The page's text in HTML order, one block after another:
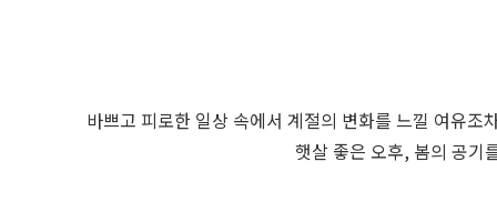
바쁘고 피로한 일상 속에서 계절의 변화를 느낄 여유조
햇살 좋은 오후, 봄의 공기